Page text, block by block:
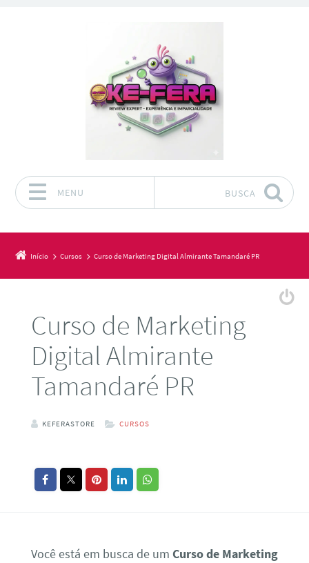
MENU BUSCA
Início Cursos Curso de Marketing Digital Almirante Tamandaré PR
Curso de Marketing
Digital Almirante
Tamandaré PR
KEFERASTORE CURSOS
Você está em busca de um Curso de Marketing